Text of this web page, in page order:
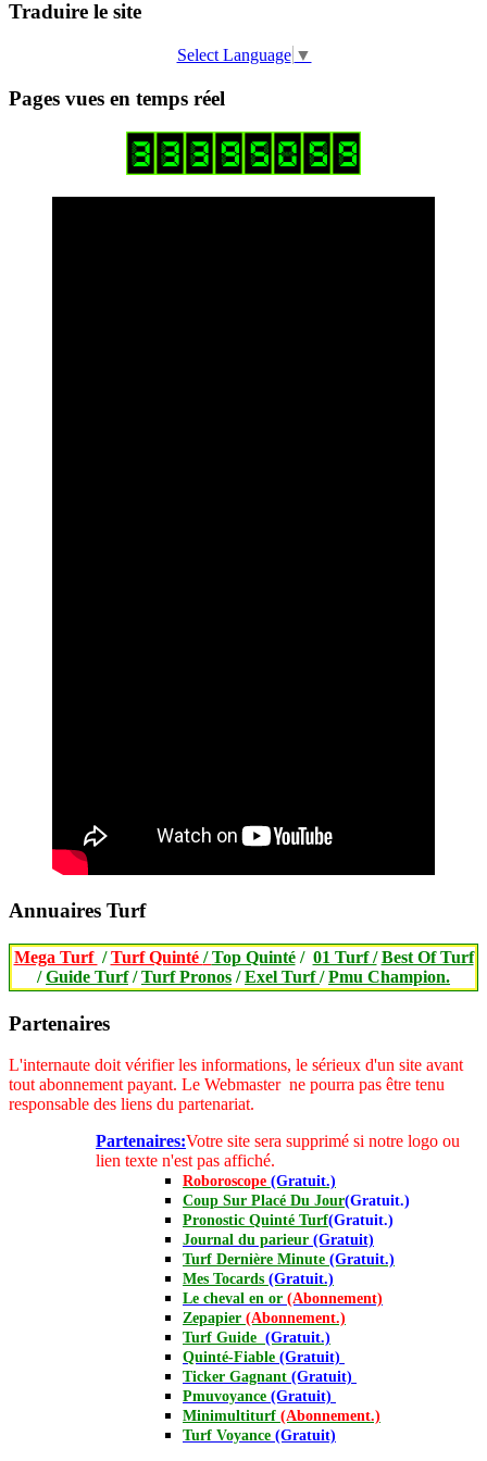
Traduire le site
Select Language ▼
Pages vues en temps réel
Annuaires Turf
Mega Turf /Turf Quinté /Top Quinté/ 01 Turf / Best Of Turf
/Guide Turf/Turf Pronos /Exel Turf/Pmu Champion.
Partenaires
L'internaute doit vérifier les informations, le sérieux d'un site avant
tout abonnement payant. Le Webmaster ne pourra pas être tenu
responsable des liens du partenariat.
Partenaires:Votre site sera supprimé si notre logo ou
lien texte n'est pas affiché.
Roboroscope (Gratuit.)
Coup Sur Placé Du Jour(Gratuit.)
Pronostic Quinté Turf(Gratuit.)
Journal du parieur (Gratuit)
Turf Dernière Minute (Gratuit.)
Mes Tocards (Gratuit.)
Le cheval en or (Abonnement)
Zepapier (Abonnement.)
Turf Guide (Gratuit.)
Quinté-Fiable (Gratuit)
Ticker Gagnant (Gratuit)
Pmuvoyance (Gratuit)
Minimultiturf (Abonnement.)
Turf Voyance (Gratuit)